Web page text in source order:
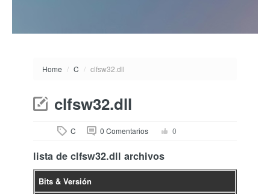
Home / C / clfsw32.dll
clfsw32.dll
C 0 Comentarios 0
lista de clfsw32.dll archivos
Bits & Versión